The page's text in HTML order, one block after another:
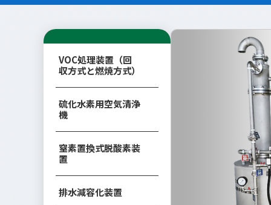
VOC処理装置（回
収方式と燃焼方式）
硫化水素用空気清浄
機
窒素置換式脱酸素装
置
排水減容化装置